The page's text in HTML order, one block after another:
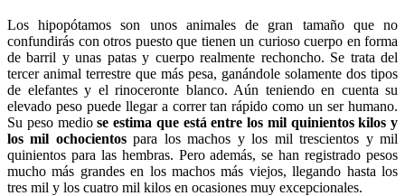
Los hipopótamos son unos animales de gran tamaño que no
confundirás con otros puesto que tienen un curioso cuerpo en forma
de barril y unas patas y cuerpo realmente rechoncho. Se trata del
tercer animal terrestre que más pesa, ganándole solamente dos tipos
de elefantes y el rinoceronte blanco. Aún teniendo en cuenta su
elevado peso puede llegar a correr tan rápido como un ser humano.
Su peso mediose estima que está entre los mil quinientos kilos y
los mil ochocientospara los machos y los mil trescientos y mil
quinientos para las hembras. Pero además, se han registrado pesos
mucho más grandes en los machos más viejos, llegando hasta los
tres mil y los cuatro mil kilos en ocasiones muy excepcionales.